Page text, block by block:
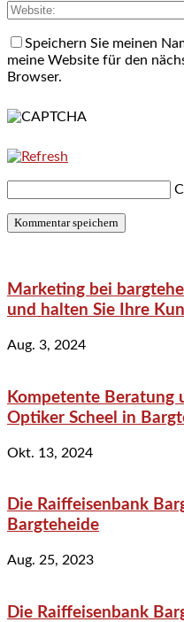
Speichern Sie meinen
meine Website für den
Browser.
Marketing bei
und halten Sie Ihre
Aug. 3, 2024
Kompetente Beratung
Optiker Scheel in
Okt. 13, 2024
Die Raiffeisenbank
Bargteheide
Aug. 25, 2023
Die Raiffeisenbank